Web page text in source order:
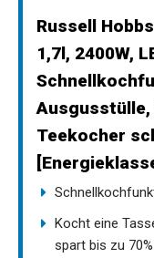
Russell
1,7l, 2400W,
Teekocher
Kocht eine
spart bis zu